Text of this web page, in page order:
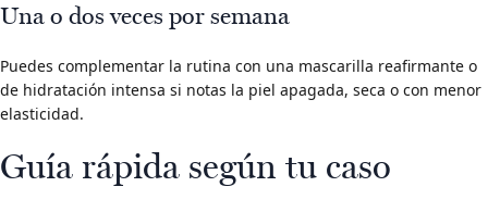
Una o dos veces por semana
Puedes complementar la rutina con una mascarilla reafirmante o
de hidratación intensa si notas la piel apagada, seca o con menor
elasticidad.
Guía rápida según tu caso